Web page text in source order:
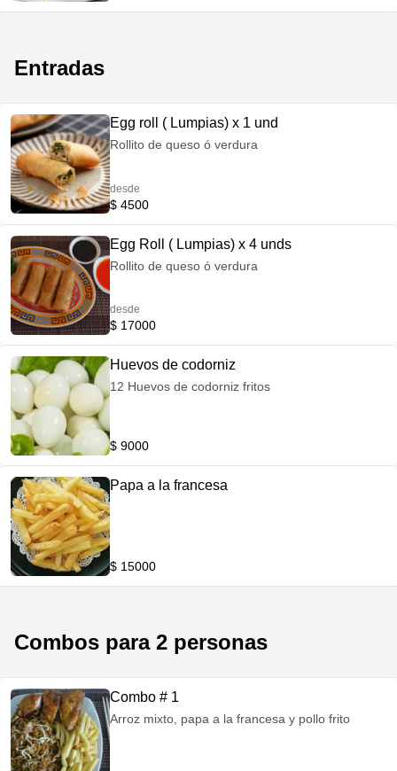
Entradas
Egg roll ( Lumpias) x 1 und
Rollito de queso ó verdura
desde
$ 4500
Egg Roll ( Lumpias) x 4 unds
Rollito de queso ó verdura
desde
$ 17000
Huevos de codorniz
12 Huevos de codorniz fritos
$ 9000
Papa a la francesa
$ 15000
Combos para 2 personas
Combo # 1
Arroz mixto, papa a la francesa y pollo frito